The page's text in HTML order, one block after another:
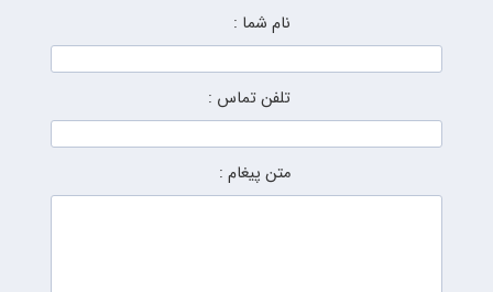
نام شما :
تلفن تماس :
متن پیغام :